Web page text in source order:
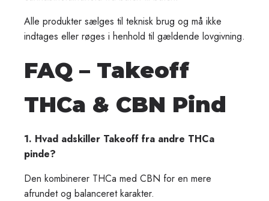
Alle produkter sælges til teknisk brug og må ikke
indtages eller røges i henhold til gældende lovgivning.
FAQ – Takeoff
THCa & CBN Pind
1. Hvad adskiller Takeoff fra andre THCa
pinde?
Den kombinerer THCa med CBN for en mere
afrundet og balanceret karakter.